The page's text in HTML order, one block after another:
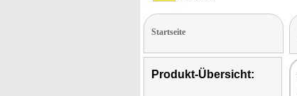
Startseite
Produkt-Übersicht: